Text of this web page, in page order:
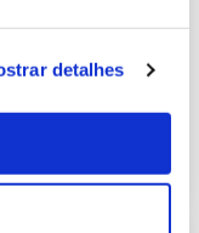
detalhes